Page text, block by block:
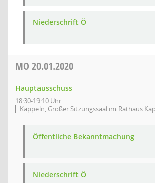
Niederschrift Ö
MO 20.01.2020
Hauptausschuss
18:30-19:10 Uhr
Kappeln, Großer Sitzungssaal im Rathaus
Öffentliche Bekanntmachung
Niederschrift Ö